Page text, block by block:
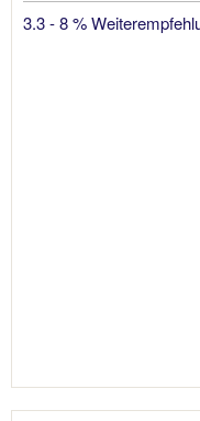
3.3 - 8 %